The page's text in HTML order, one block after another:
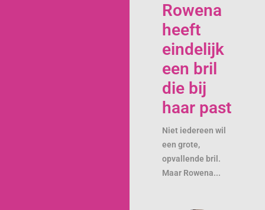
Rowena
heeft
eindelijk
een bril
die bij
haar past
Niet iedereen wil
een grote,
opvallende bril.
Maar Rowena...